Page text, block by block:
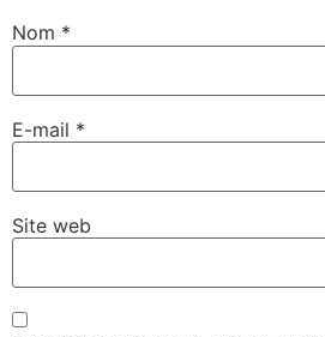
Nom *
E-mail *
Site web